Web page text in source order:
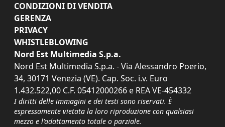
CONDIZIONI DI VENDITA
GERENZA
PRIVACY
WHISTLEBLOWING
Nord Est Multimedia S.p.a.
Nord Est Multimedia S.p.a. - Via Alessandro Poerio,
34, 30171 Venezia (VE). Cap. Soc. i.v. Euro
1.432.522,00 C.F. 05412000266 e REA VE-454332
I diritti delle immagini e dei testi sono riservati. È
espressamente vietata la loro riproduzione con qualsiasi
mezzo e l'adattamento totale o parziale.